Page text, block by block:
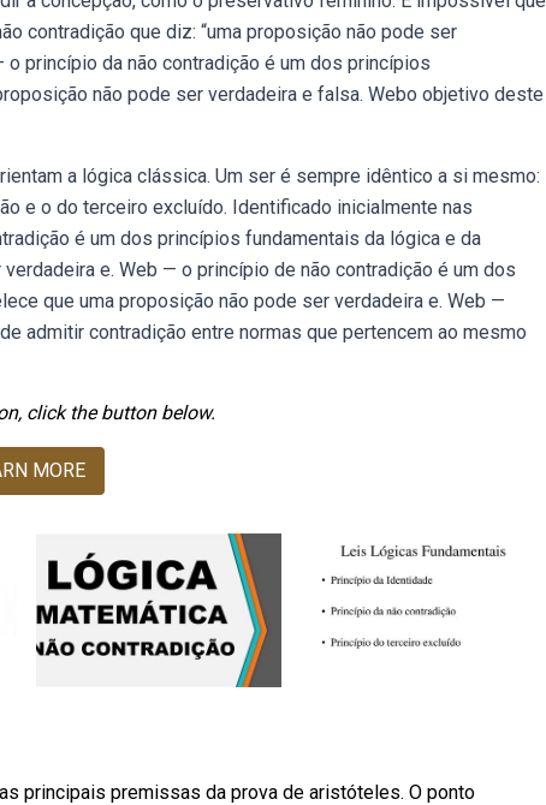
contradição que diz: “uma proposição não pode ser
princípio da não contradição é um dos princípios
não pode ser verdadeira e falsa. Webo objetivo deste
a lógica clássica. Um ser é sempre idêntico a si mesmo:
e o do terceiro excluído. Identificado inicialmente nas
é um dos princípios fundamentais da lógica e da
e. Web — o princípio de não contradição é um dos
que uma proposição não pode ser verdadeira e. Web —
admitir contradição entre normas que pertencem ao mesmo
click the button below.
MORE
principais premissas da prova de aristóteles. O ponto